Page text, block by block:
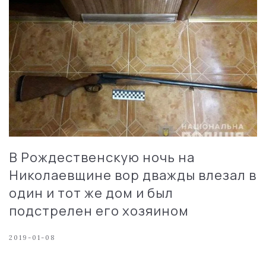
В Рождественскую ночь на
Николаевщине вор дважды влезал в
один и тот же дом и был
подстрелен его хозяином
2019-01-08